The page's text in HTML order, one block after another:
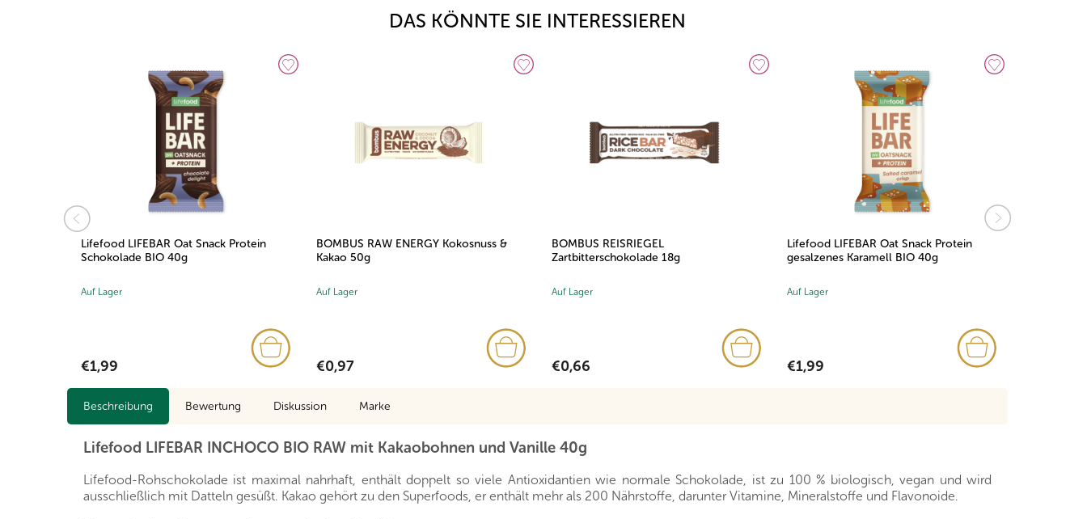
DAS KÖNNTE SIE INTERESSIEREN
Lifefood LIFEBAR Oat Snack Protein
Schokolade BIO 40g
Auf Lager
€1,99
BOMBUS RAW ENERGY Kokosnuss &
Kakao 50g
Auf Lager
€0,97
BOMBUS REISRIEGEL
Zartbitterschokolade 18g
Auf Lager
€0,66
Lifefood LIFEBAR Oat Snack Protein
gesalzenes Karamell BIO 40g
Auf Lager
€1,99
Beschreibung Bewertung Diskussion Marke
Lifefood LIFEBAR INCHOCO BIO RAW mit Kakaobohnen und Vanille 40g
Lifefood-Rohschokolade ist maximal nahrhaft, enthält doppelt so viele Antioxidantien wie normale Schokolade, ist zu 100 % biologisch, vegan und wird
ausschließlich mit Datteln gesüßt. Kakao gehört zu den Superfoods, er enthält mehr als 200 Nährstoffe, darunter Vitamine, Mineralstoffe und Flavonoide.